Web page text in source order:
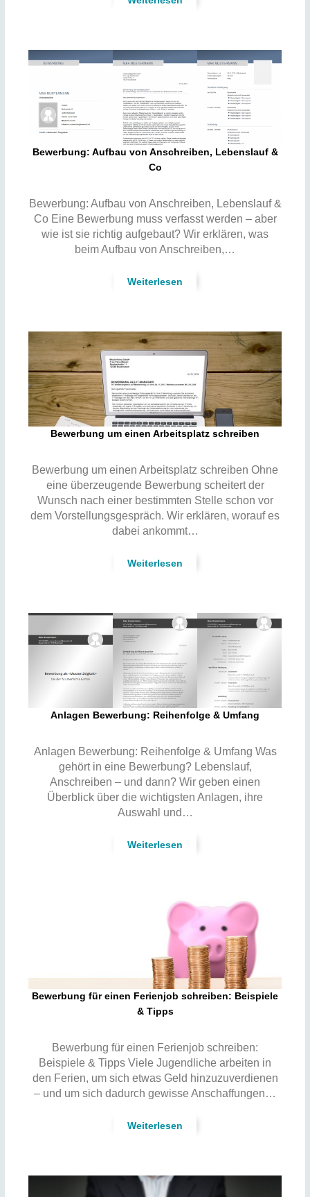
Bewerbung: Aufbau von Anschreiben, Lebenslauf &
Co
Bewerbung: Aufbau von Anschreiben, Lebenslauf &
Co Eine Bewerbung muss verfasst werden – aber
wie ist sie richtig aufgebaut? Wir erklären, was
beim Aufbau von Anschreiben,…
Weiterlesen
Bewerbung um einen Arbeitsplatz schreiben
Bewerbung um einen Arbeitsplatz schreiben Ohne
eine überzeugende Bewerbung scheitert der
Wunsch nach einer bestimmten Stelle schon vor
dem Vorstellungsgespräch. Wir erklären, worauf es
dabei ankommt…
Weiterlesen
Anlagen Bewerbung: Reihenfolge & Umfang
Anlagen Bewerbung: Reihenfolge & Umfang Was
gehört in eine Bewerbung? Lebenslauf,
Anschreiben – und dann? Wir geben einen
Überblick über die wichtigsten Anlagen, ihre
Auswahl und…
Weiterlesen
Bewerbung für einen Ferienjob schreiben: Beispiele
& Tipps
Bewerbung für einen Ferienjob schreiben:
Beispiele & Tipps Viele Jugendliche arbeiten in
den Ferien, um sich etwas Geld hinzuzuverdienen
– und um sich dadurch gewisse Anschaffungen…
Weiterlesen